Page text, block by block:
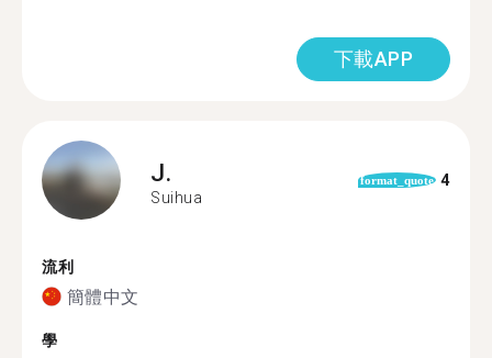
下載APP
J.
Suihua
format_quote 4
流利
簡體中文
學